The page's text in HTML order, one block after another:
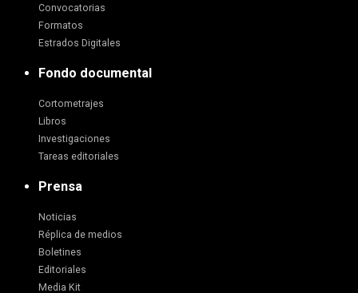
Convocatorias
Formatos
Estrados Digitales
Fondo documental
Cortometrajes
Libros
Investigaciones
Tareas editoriales
Prensa
Noticias
Réplica de medios
Boletines
Editoriales
Media Kit